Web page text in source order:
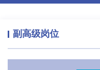
副高级岗位